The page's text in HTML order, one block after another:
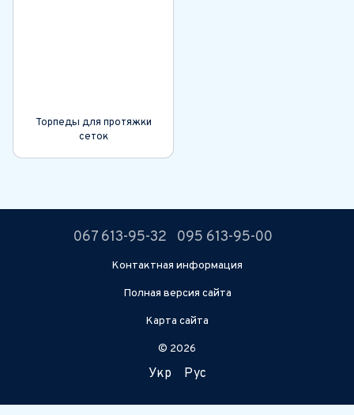
Торпеды для протяжки
сеток
067 613-95-32 095 613-95-00
Контактная информация
Полная версия сайта
Карта сайта
© 2026
Укр Рус